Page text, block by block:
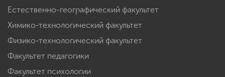
Естественно-географический факультет
Химико-технологический факультет
Физико-технологический факультет
Факультет педагогики
Факультет психологии